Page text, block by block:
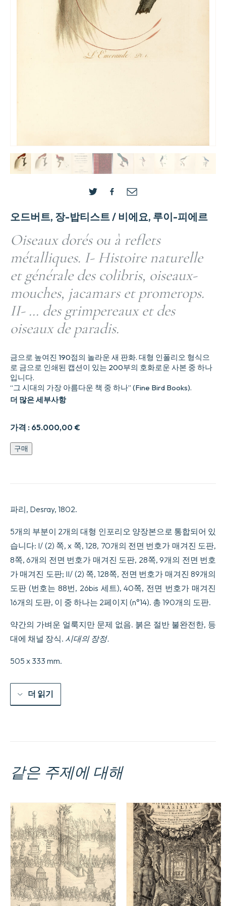
오드버트, 장-밥티스트 / 비에요, 루이-피에르
Oiseaux dorés ou à reflets
métalliques. I- Histoire naturelle
et générale des colibris, oiseaux-
mouches, jacamars et promerops.
II- … des grimpereaux et des
oiseaux de paradis.
가격 : 65.000,00 €
금으로 높여진 190점의 놀라운 새 판화. 대형 인폴리오 형식으
로 금으로 인쇄된 캡션이 있는 200부의 호화로운 사본 중 하나
입니다.
“그 시대의 가장 아름다운 책 중 하나” (Fine Bird Books).
더 많은 세부사항
Oiseaux
dore9s
Histoire
et
ge9ne9rale
des
colibris,
oiseaux-
mouches,
jacamars
et
promerops.
...
des
grimpereaux
oiseaux
paradis.
구매
파리, Desray, 1802.
5개의 부분이 2개의 대형 인포리오 양장본으로 통합되어 있
습니다: I/ (2) 쪽, x 쪽, 128, 70개의 전면 번호가 매겨진 도판,
8쪽, 6개의 전면 번호가 매겨진 도판, 28쪽, 9개의 전면 번호
가 매겨진 도판; II/ (2) 쪽, 128쪽, 전면 번호가 매겨진 89개의
도판 (번호는 88번, 26bis 세트), 40쪽, 전면 번호가 매겨진
16개의 도판, 이 중 하나는 2페이지 (n°14). 총 190개의 도판.
약간의 가벼운 얼룩지만 문제 없음. 붉은 절반 불완전한, 등
대에 채널 장식. 시대의 장정.
505 x 333 mm.
더 읽기
같은 주제에 대해